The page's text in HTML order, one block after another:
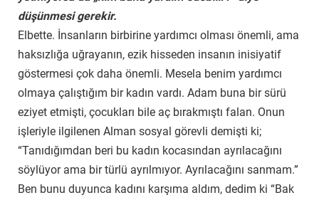
düşünmesi gerekir.
Elbette. İnsanların birbirine yardımcı olması önemli, ama
haksızlığa uğrayanın, ezik hisseden insanın inisiyatif
göstermesi çok daha önemli. Mesela benim yardımcı
olmaya çalıştığım bir kadın vardı. Adam buna bir sürü
eziyet etmişti, çocukları bile aç bırakmıştı falan. Onun
işleriyle ilgilenen Alman sosyal görevli demişti ki;
“Tanıdığımdan beri bu kadın kocasından ayrılacağını
söylüyor ama bir türlü ayrılmıyor. Ayrılacağını sanmam.”
Ben bunu duyunca kadını karşıma aldım, dedim ki “Bak